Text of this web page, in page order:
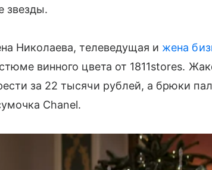
звезды.
Николаева, телеведущая и жена
винного цвета от 1811stores.
за 22 тысячи рублей, а брюки
Chanel.